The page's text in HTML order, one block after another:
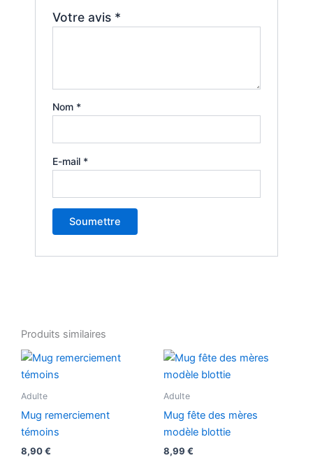
Votre avis *
Nom *
E-mail *
Produits similaires
Adulte
Mug remerciement
témoins
8,90€
Adulte
Mug fête des mères
modèle blottie
8,99 €